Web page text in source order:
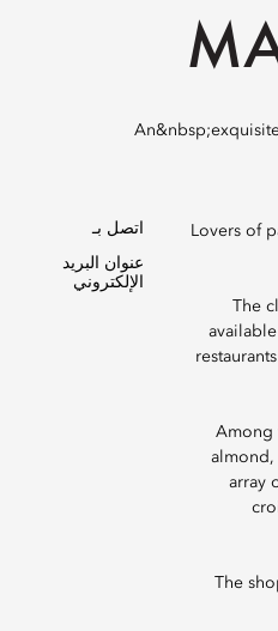
An&nbsp;exquisite&nbsp;cake&nbsp;shop&nbsp;offers&nbsp;delicious&nbsp;cakes,&nbsp;incredible&nbsp;patisseries,&nbsp;mouth-
Lovers of
The
Among
almond,
array
The
اتصل بـ
عنوان البريد
الإلكتروني